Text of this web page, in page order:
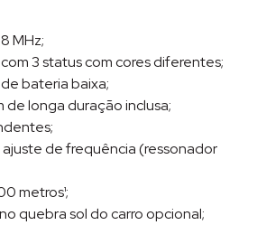
MHz;
3 status com cores diferentes;
bateria baixa;
de longa duração inclusa;
de frequência (ressonador
metros¹;
quebra sol do carro opcional;